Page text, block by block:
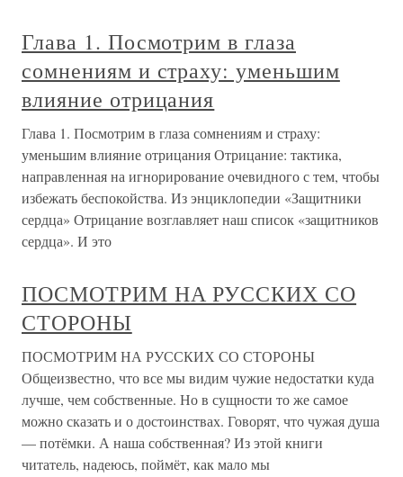
Глава 1. Посмотрим в глаза
сомнениям и страху: уменьшим
влияние отрицания
Глава 1. Посмотрим в глаза сомнениям и страху:
уменьшим влияние отрицания Отрицание: тактика,
направленная на игнорирование очевидного с тем, чтобы
избежать беспокойства. Из энциклопедии «Защитники
сердца» Отрицание возглавляет наш список «защитников
сердца». И это
ПОСМОТРИМ НА РУССКИХ СО
СТОРОНЫ
ПОСМОТРИМ НА РУССКИХ СО СТОРОНЫ
Общеизвестно, что все мы видим чужие недостатки куда
лучше, чем собственные. Но в сущности то же самое
можно сказать и о достоинствах. Говорят, что чужая душа
— потёмки. А наша собственная? Из этой книги
читатель, надеюсь, поймёт, как мало мы